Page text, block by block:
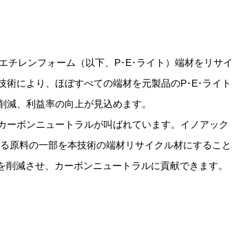
チレンフォーム（以下、P･E･ライト）端材をリサイ
により、ほぼすべての端材を元製品のP･E･ライト
、利益率の向上が見込めます。
ボンニュートラルが叫ばれています。イノアック
原料の一部を本技術の端材リサイクル材にすること
削減させ、カーボンニュートラルに貢献できます。